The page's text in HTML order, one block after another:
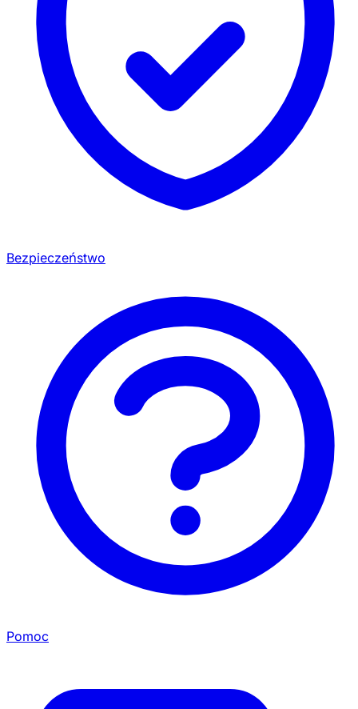
Bezpieczeństwo
Pomoc